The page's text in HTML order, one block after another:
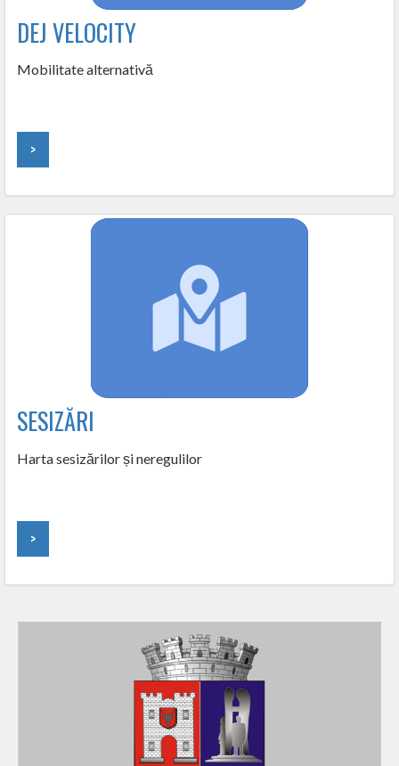
DEJ VELOCITY
Mobilitate alternativă
>
SESIZĂRI
Harta sesizărilor și neregulilor
>